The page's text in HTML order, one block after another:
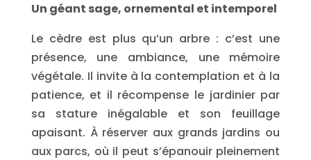
Un géant sage, ornemental et intemporel
Le cèdre est plus qu’un arbre : c’est une
présence, une ambiance, une mémoire
végétale. Il invite à la contemplation et à la
patience, et il récompense le jardinier par
sa stature inégalable et son feuillage
apaisant. À réserver aux grands jardins ou
aux parcs, où il peut s’épanouir pleinement